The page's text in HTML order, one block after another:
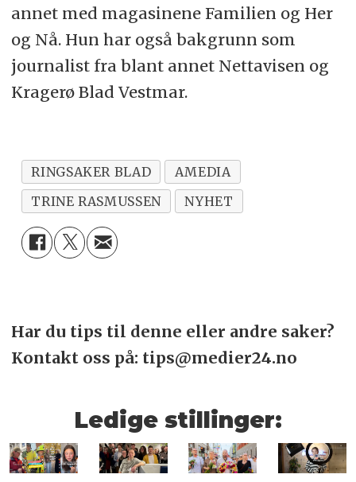
annet med magasinene Familien og Her
og Nå. Hun har også bakgrunn som
journalist fra blant annet Nettavisen og
Kragerø Blad Vestmar.
RINGSAKER BLAD
AMEDIA
TRINE RASMUSSEN
NYHET
Har du tips til denne eller andre saker?
Kontakt oss på: tips@medier24.no
Ledige stillinger: